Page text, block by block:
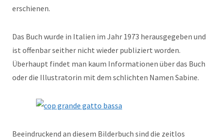
erschienen.
Das Buch wurde in Italien im Jahr 1973 herausgegeben und
ist offenbar seither nicht wieder publiziert worden.
Überhaupt findet man kaum Informationen über das Buch
oder die Illustratorin mit dem schlichten Namen Sabine.
Beeindruckend an diesem Bilderbuch sind die zeitlos